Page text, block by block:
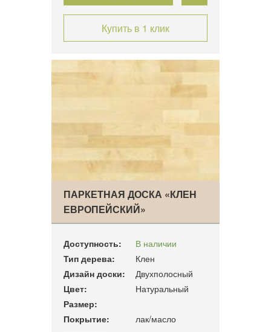
Купить в 1 клик
ПАРКЕТНАЯ ДОСКА «КЛЕН
ЕВРОПЕЙСКИЙ»
Доступность:
В наличии
Тип дерева:
Клен
Дизайн доски:
Двухполосный
Цвет:
Натуральный
Размер:
Покрытие:
лак/масло